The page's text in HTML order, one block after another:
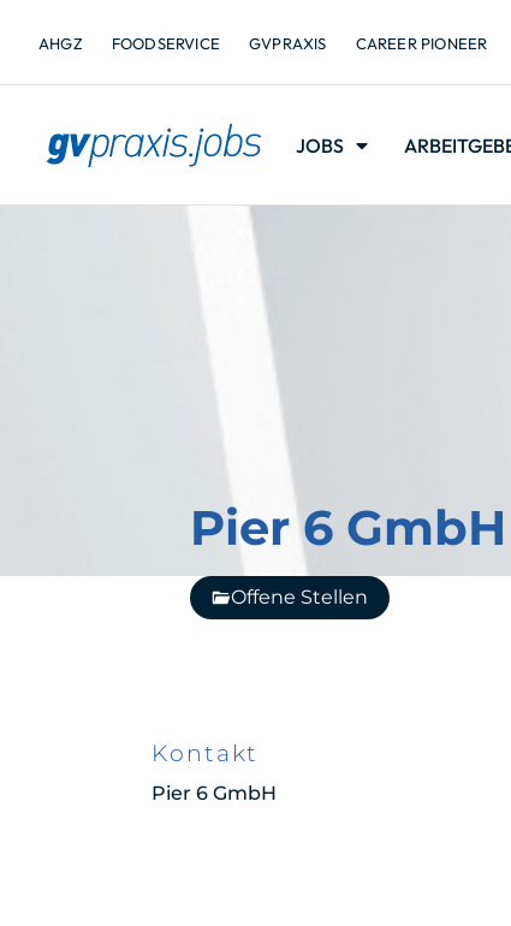
AHGZ FOODSERVICE GVPRAXIS CAREER PIONEER
JOBS
Pier 6 GmbH
Offene Stellen
Kontakt
Pier 6 GmbH